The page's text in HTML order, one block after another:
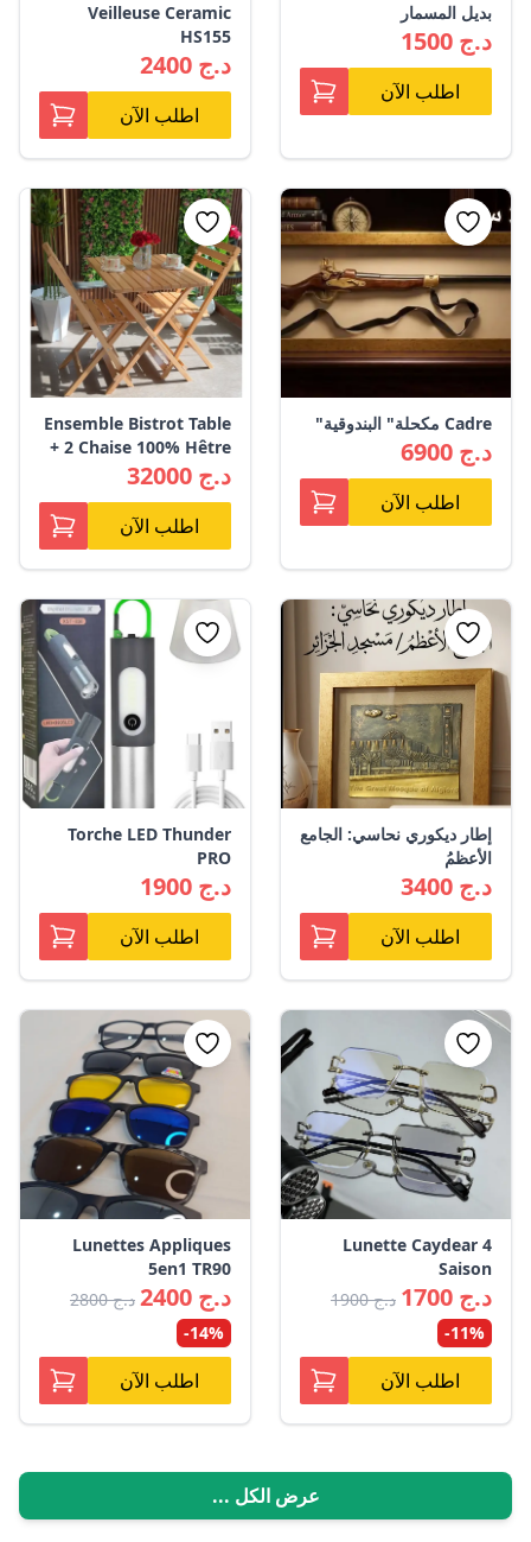
بديل المسمار
1500 د.ج
اطلب الآن
Veilleuse Ceramic
HS155
2400 د.ج
اطلب الآن
Cadre مكحلة" البندوقية"
6900 د.ج
اطلب الآن
Ensemble Bistrot Table
+ 2 Chaise 100% Hêtre
32000 د.ج
اطلب الآن
إطار ديكوري نحاسي: الجامع
الأعظمُ
3400 د.ج
اطلب الآن
Torche LED Thunder
PRO
1900 د.ج
اطلب الآن
Lunette Caydear 4
Saison
1700 د.ج
1900 د.ج
-11%
اطلب الآن
Lunettes Appliques
5en1 TR90
2400 د.ج
2800 د.ج
-14%
اطلب الآن
عرض الكل ...